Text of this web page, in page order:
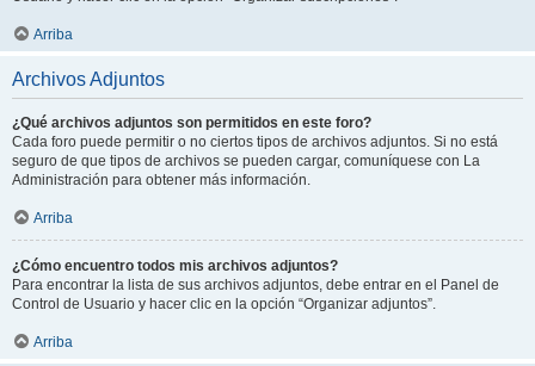
Arriba
Archivos Adjuntos
¿Qué archivos adjuntos son permitidos en este foro?
Cada foro puede permitir o no ciertos tipos de archivos adjuntos. Si no está
seguro de que tipos de archivos se pueden cargar, comuníquese con La
Administración para obtener más información.
Arriba
¿Cómo encuentro todos mis archivos adjuntos?
Para encontrar la lista de sus archivos adjuntos, debe entrar en el Panel de
Control de Usuario y hacer clic en la opción “Organizar adjuntos”.
Arriba